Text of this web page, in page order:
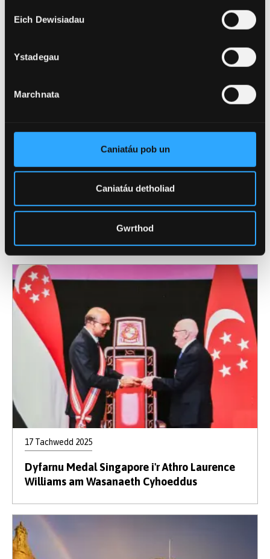
Eich Dewisiadau
Ystadegau
Marchnata
Caniatáu pob un
Caniatáu detholiad
Gwrthod
mwyn iechyd y cyhoedd
17 Tachwedd 2025
Dyfarnu Medal Singapore i'r Athro Laurence
Williams am Wasanaeth Cyhoeddus